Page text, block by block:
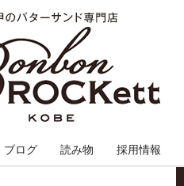
ブログ 読み物 採用情報